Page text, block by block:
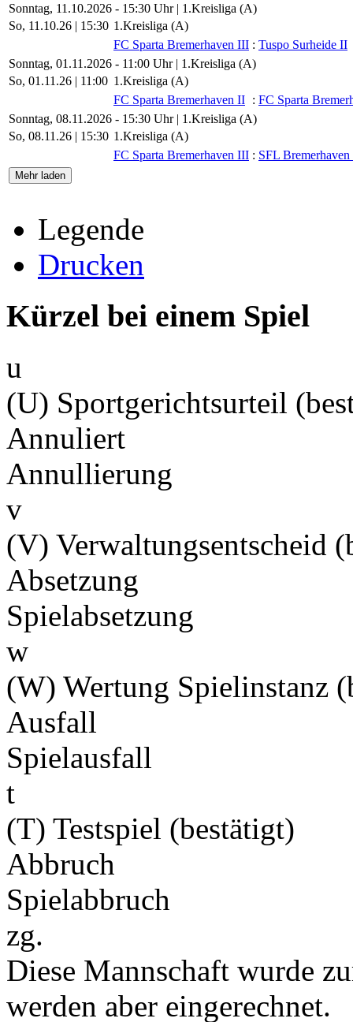
Sonntag, 11.10.2026 - 15:30 Uhr | 1.Kreisliga (A)
So, 11.10.26 | 15:30 1.Kreisliga (A)
FC Sparta Bremerhaven III : Tuspo Surheide II
Sonntag, 01.11.2026 - 11:00 Uhr | 1.Kreisliga (A)
So, 01.11.26 | 11:00 1.Kreisliga (A)
FC Sparta Bremerhaven II : FC Sparta
Sonntag, 08.11.2026 - 15:30 Uhr | 1.Kreisliga (A)
So, 08.11.26 | 15:30 1.Kreisliga (A)
FC Sparta Bremerhaven III : SFL
Mehr laden
Legende
Drucken
Kürzel bei einem Spiel
u
(U) Sportgerichtsurteil
Annuliert
Annullierung
v
(V) Verwaltungsentscheid
Absetzung
Spielabsetzung
w
(W) Wertung Spielinstanz
Ausfall
Spielausfall
t
(T) Testspiel (bestätigt)
Abbruch
Spielabbruch
zg.
Diese Mannschaft wurde
werden aber eingerechnet.